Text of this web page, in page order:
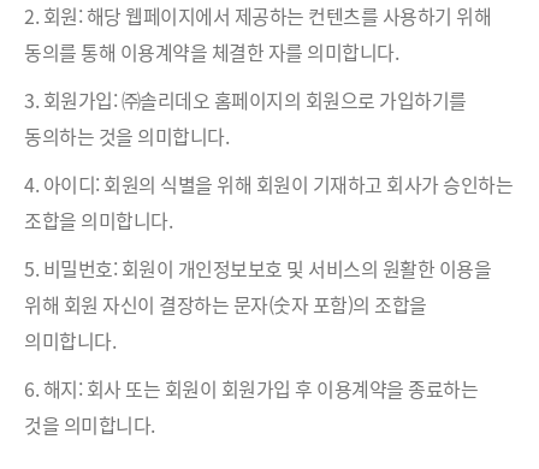
2. 회원: 해당 웹페이지에서 제공하는 컨텐츠를 사용하기 위해
동의를 통해 이용계약을 체결한 자를 의미합니다.
3. 회원가입: ㈜솔리데오 홈페이지의 회원으로 가입하기를
동의하는 것을 의미합니다.
4. 아이디: 회원의 식별을 위해 회원이 기재하고 회사가 승인하는
조합을 의미합니다.
5. 비밀번호: 회원이 개인정보보호 및 서비스의 원활한 이용을
위해 회원 자신이 결장하는 문자(숫자 포함)의 조합을
의미합니다.
6. 해지: 회사 또는 회원이 회원가입 후 이용계약을 종료하는
것을 의미합니다.